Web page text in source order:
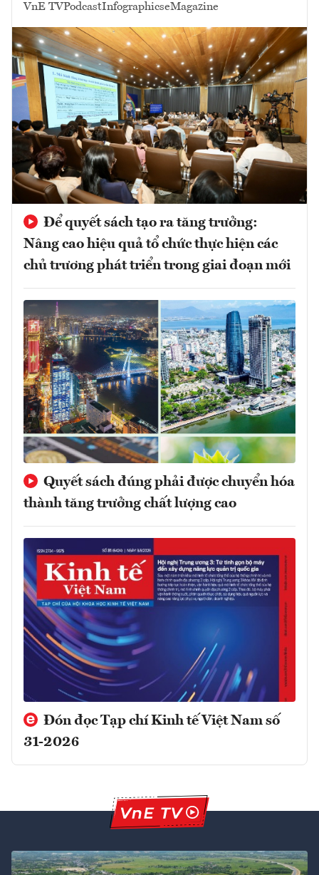
VnE TVPodcastInfographicseMagazine
Để quyết sách tạo ra tăng trưởng:
Nâng cao hiệu quả tổ chức thực hiện các
chủ trương phát triển trong giai đoạn mới
Quyết sách đúng phải được chuyển hóa
thành tăng trưởng chất lượng cao
Đón đọc Tạp chí Kinh tế Việt Nam số
31-2026